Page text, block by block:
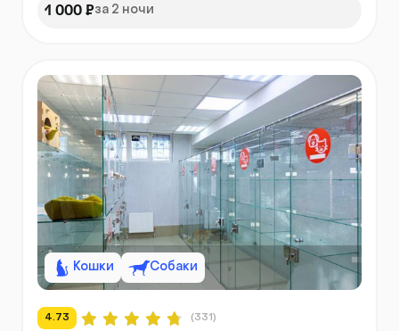
1 000 ₽за 2 ночи
Кошки Собаки
4.73 (331)